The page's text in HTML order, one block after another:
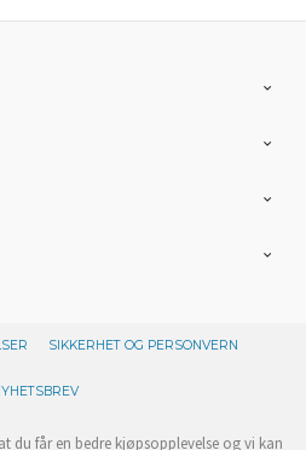
SIKKERHET OG PERSONVERN
du får en bedre kjøpsopplevelse og vi kan